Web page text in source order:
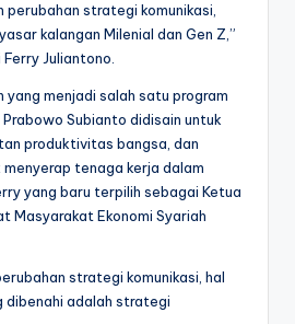
perubahan strategi komunikasi,
kalangan Milenial dan Gen Z,”
Juliantono.
yang menjadi salah satu program
Subianto didisain untuk
produktivitas bangsa, dan
tenaga kerja dalam
yang baru terpilih sebagai Ketua
Masyarakat Ekonomi Syariah
strategi komunikasi, hal
dibenahi adalah strategi